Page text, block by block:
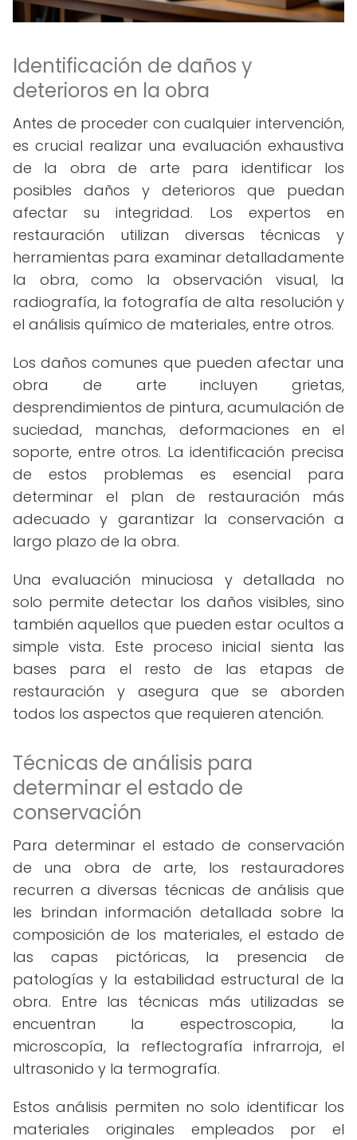
Identificación de daños y
deterioros en la obra
Antes de proceder con cualquier intervención,
es crucial realizar una evaluación exhaustiva
de la obra de arte para identificar los
posibles daños y deterioros que puedan
afectar su integridad. Los expertos en
restauración utilizan diversas técnicas y
herramientas para examinar detalladamente
la obra, como la observación visual, la
radiografía, la fotografía de alta resolución y
el análisis químico de materiales, entre otros.
Los daños comunes que pueden afectar una
obra de arte incluyen grietas,
desprendimientos de pintura, acumulación de
suciedad, manchas, deformaciones en el
soporte, entre otros. La identificación precisa
de estos problemas es esencial para
determinar el plan de restauración más
adecuado y garantizar la conservación a
largo plazo de la obra.
Una evaluación minuciosa y detallada no
solo permite detectar los daños visibles, sino
también aquellos que pueden estar ocultos a
simple vista. Este proceso inicial sienta las
bases para el resto de las etapas de
restauración y asegura que se aborden
todos los aspectos que requieren atención.
Técnicas de análisis para
determinar el estado de
conservación
Para determinar el estado de conservación
de una obra de arte, los restauradores
recurren a diversas técnicas de análisis que
les brindan información detallada sobre la
composición de los materiales, el estado de
las capas pictóricas, la presencia de
patologías y la estabilidad estructural de la
obra. Entre las técnicas más utilizadas se
encuentran la espectroscopia, la
microscopía, la reflectografía infrarroja, el
ultrasonido y la termografía.
Estos análisis permiten no solo identificar los
materiales originales empleados por el